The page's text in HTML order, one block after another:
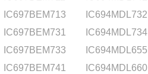
IC697BEM713
IC694MDL732
IC697BEM731
IC694MDL734
IC697BEM733
IC694MDL655
IC697BEM741
IC694MDL660